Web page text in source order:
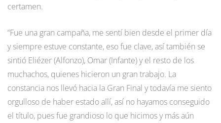
certamen.
“Fue una gran campaña, me sentí bien desde el primer día
y siempre estuve constante, eso fue clave, así también se
sintió Eliézer (Alfonzo), Omar (Infante) y el resto de los
muchachos, quienes hicieron un gran trabajo. La
constancia nos llevó hacia la Gran Final y todavía me siento
orgulloso de haber estado allí, así no hayamos conseguido
el título, pues fue grandioso lo que hicimos y más aún